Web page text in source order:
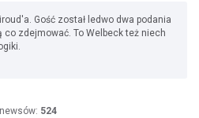
Gość został ledwo dwa podania
co zdejmować. To Welbeck też niech
newsów: 524